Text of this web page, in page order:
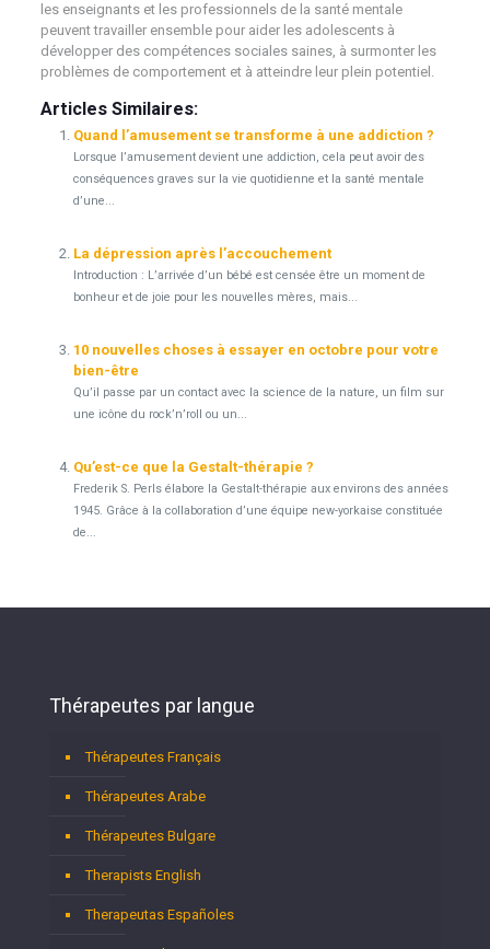
les enseignants et les professionnels de la santé mentale
peuvent travailler ensemble pour aider les adolescents à
développer des compétences sociales saines, à surmonter les
problèmes de comportement et à atteindre leur plein potentiel.
Articles Similaires:
Quand l’amusement se transforme à une addiction ?
Lorsque l’amusement devient une addiction, cela peut avoir des
conséquences graves sur la vie quotidienne et la santé mentale
d’une...
La dépression après l’accouchement
Introduction : L’arrivée d’un bébé est censée être un moment de
bonheur et de joie pour les nouvelles mères, mais...
10 nouvelles choses à essayer en octobre pour votre
bien-être
Qu’il passe par un contact avec la science de la nature, un film sur
une icône du rock’n’roll ou un...
Qu’est-ce que la Gestalt-thérapie ?
Frederik S. Perls élabore la Gestalt-thérapie aux environs des années
1945. Grâce à la collaboration d’une équipe new-yorkaise constituée
de...
Thérapeutes par langue
Thérapeutes Français
Thérapeutes Arabe
Thérapeutes Bulgare
Therapists English
Therapeutas Españoles